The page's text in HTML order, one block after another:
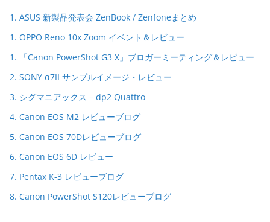
1. ASUS 新製品発表会 ZenBook / Zenfoneまとめ
1. OPPO Reno 10x Zoom イベント＆レビュー
1. 「Canon PowerShot G3 X」ブロガーミーティング＆レビュー
2. SONY α7II サンプルイメージ・レビュー
3. シグマニアックス – dp2 Quattro
4. Canon EOS M2 レビューブログ
5. Canon EOS 70Dレビューブログ
6. Canon EOS 6D レビュー
7. Pentax K-3 レビューブログ
8. Canon PowerShot S120レビューブログ